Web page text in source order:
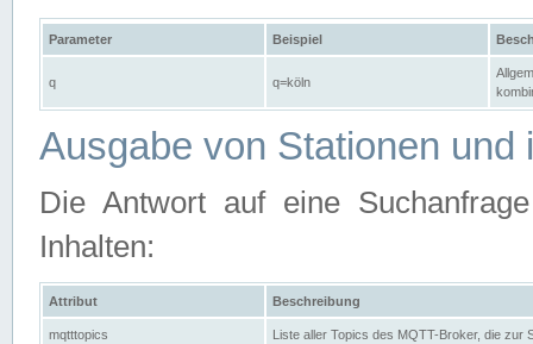
Parameter Beispiel
q q=köln
Ausgabe von Stationen und
Die Antwort auf eine
Inhalten:
Attribut Beschreibung
mqtttopics Liste aller Topics des MQTT-Broker, die zur